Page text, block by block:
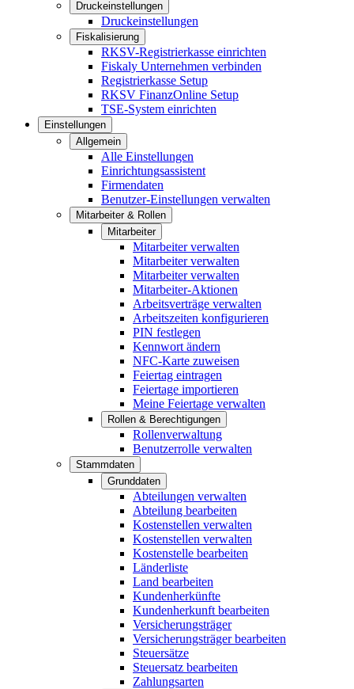
Druckeinstellungen
Druckeinstellungen
Fiskalisierung
RKSV-Registrierkasse einrichten
Fiskaly Unternehmen verbinden
Registrierkasse Setup
RKSV FinanzOnline Setup
TSE-System einrichten
Einstellungen
Allgemein
Alle Einstellungen
Einrichtungsassistent
Firmendaten
Benutzer-Einstellungen verwalten
Mitarbeiter & Rollen
Mitarbeiter
Mitarbeiter verwalten
Mitarbeiter verwalten
Mitarbeiter verwalten
Mitarbeiter-Aktionen
Arbeitsverträge verwalten
Arbeitszeiten konfigurieren
PIN festlegen
Kennwort ändern
NFC-Karte zuweisen
Feiertag eintragen
Feiertage importieren
Meine Feiertage verwalten
Rollen & Berechtigungen
Rollenverwaltung
Benutzerrolle verwalten
Stammdaten
Grunddaten
Abteilungen verwalten
Abteilung bearbeiten
Kostenstellen verwalten
Kostenstellen verwalten
Kostenstelle bearbeiten
Länderliste
Land bearbeiten
Kundenherkünfte
Kundenherkunft bearbeiten
Versicherungsträger
Versicherungsträger bearbeiten
Steuersätze
Steuersatz bearbeiten
Zahlungsarten